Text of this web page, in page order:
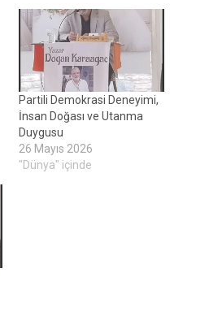
Partili Demokrasi Deneyimi,
İnsan Doğası ve Utanma
Duygusu
26 Mayıs 2026
"Dünya" içinde